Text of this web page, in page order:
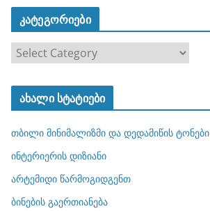
კატეგორიები
ტ
ო
რ
ბ
ახალი სტატიები
თბილი მინიმალიზმი და დედამიწის ტონები
ინტერიერის დიზიანი
არტემიდი წარმოგიდგენთ
ბინების გაერთიანება